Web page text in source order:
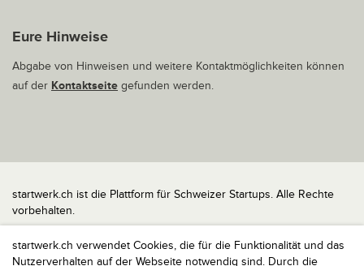
startwerk.ch verwendet Cookies, die für die Funktionalität und das
Nutzerverhalten auf der Webseite notwendig sind. Durch die
Eure Hinweise
Abgabe von Hinweisen und weitere Kontaktmöglichkeiten können
auf der Kontaktseite gefunden werden.
startwerk.ch ist die Plattform für Schweizer Startups. Alle Rechte
vorbehalten.
Impressum
Kontakt